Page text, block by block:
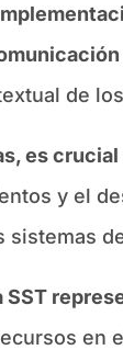
de
es
y el